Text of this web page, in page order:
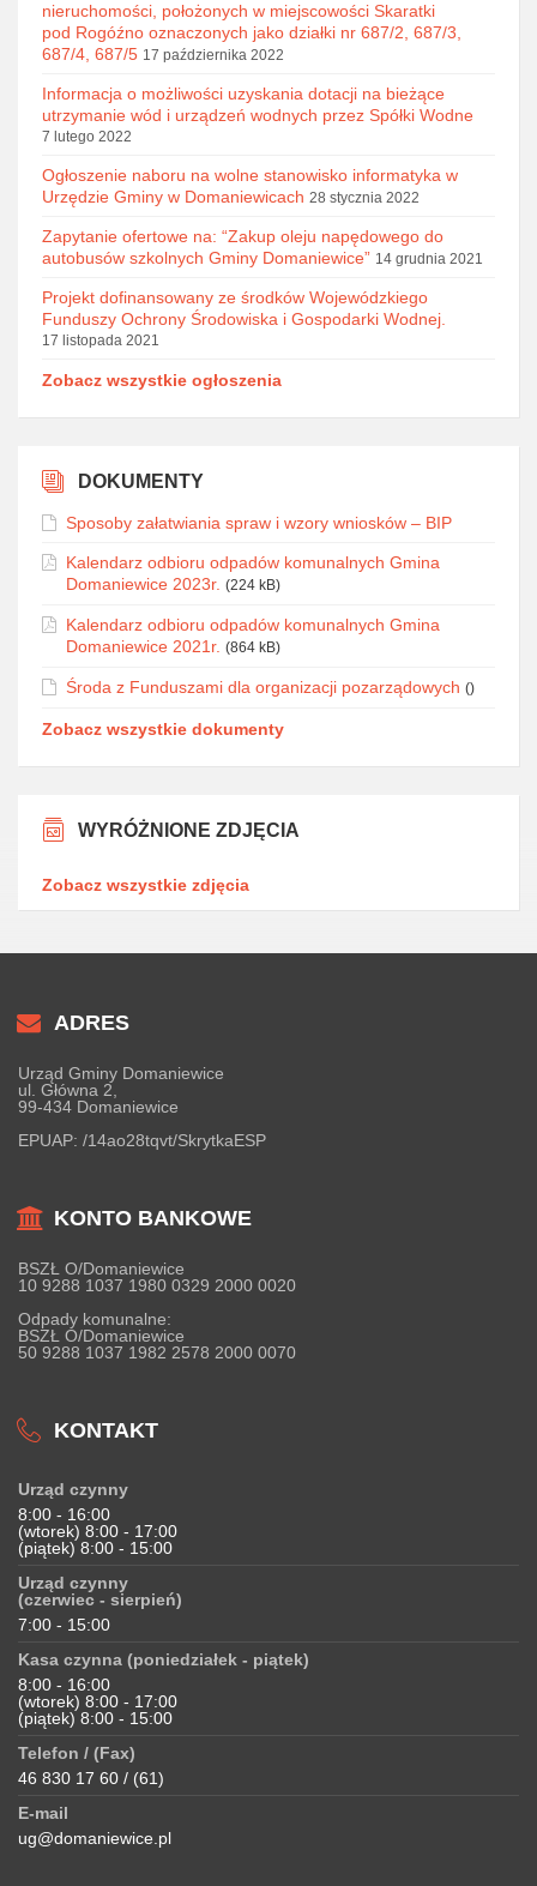
nieruchomości, położonych w miejscowości Skaratki
pod Rogóźno oznaczonych jako działki nr 687/2, 687/3,
687/4, 687/5 17 października 2022
Informacja o możliwości uzyskania dotacji na bieżące
utrzymanie wód i urządzeń wodnych przez Spółki Wodne
7 lutego 2022
Ogłoszenie naboru na wolne stanowisko informatyka w
Urzędzie Gminy w Domaniewicach 28 stycznia 2022
Zapytanie ofertowe na: “Zakup oleju napędowego do
autobusów szkolnych Gminy Domaniewice” 14 grudnia 2021
Projekt dofinansowany ze środków Wojewódzkiego
Funduszy Ochrony Środowiska i Gospodarki Wodnej.
17 listopada 2021
Zobacz wszystkie ogłoszenia
DOKUMENTY
Sposoby załatwiania spraw i wzory wniosków – BIP
Kalendarz odbioru odpadów komunalnych Gmina
Domaniewice 2023r. (224 kB)
Kalendarz odbioru odpadów komunalnych Gmina
Domaniewice 2021r. (864 kB)
Środa z Funduszami dla organizacji pozarządowych ()
Zobacz wszystkie dokumenty
WYRÓŻNIONE ZDJĘCIA
Zobacz wszystkie zdjęcia
ADRES
Urząd Gminy Domaniewice
ul. Główna 2,
99-434 Domaniewice
EPUAP: /14ao28tqvt/SkrytkaESP
KONTO BANKOWE
BSZŁ O/Domaniewice
10 9288 1037 1980 0329 2000 0020
Odpady komunalne:
BSZŁ O/Domaniewice
50 9288 1037 1982 2578 2000 0070
KONTAKT
Urząd czynny
8:00 - 16:00
(wtorek) 8:00 - 17:00
(piątek) 8:00 - 15:00
Urząd czynny
(czerwiec - sierpień)
7:00 - 15:00
Kasa czynna (poniedziałek - piątek)
8:00 - 16:00
(wtorek) 8:00 - 17:00
(piątek) 8:00 - 15:00
Telefon / (Fax)
46 830 17 60 / (61)
E-mail
ug@domaniewice.pl